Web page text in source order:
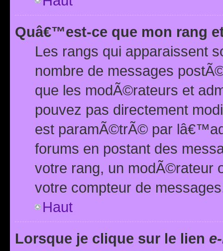
Quâ€™est-ce que mon rang
Les rangs qui apparaissent
nombre de messages
que les modÃ©rateurs et
pouvez pas directement
est paramÃ©trÃ© par
forums en postant des
votre rang, un modÃ©rateur
votre compteur de
Haut
Lorsque je clique sur le lien